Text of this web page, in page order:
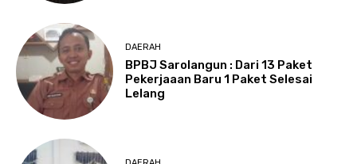
DAERAH
BPBJ Sarolangun : Dari 13 Paket
Pekerjaaan Baru 1 Paket Selesai
Lelang